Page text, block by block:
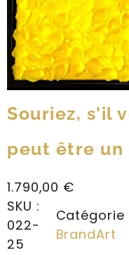
Souriez, s'il
peut être un
1.790,00 €
SKU :
022-
25
Catégorie
BrandArt